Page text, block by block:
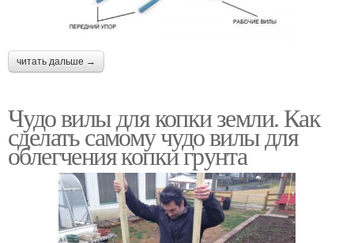
читать дальше →
Чудо вилы для копки земли. Как
сделать самому чудо вилы для
облегчения копки грунта